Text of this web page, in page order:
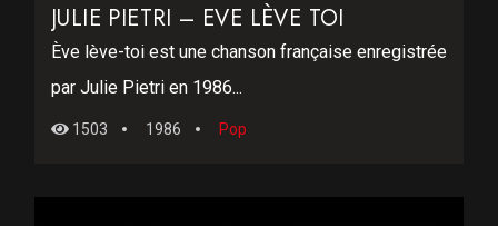
JULIE PIETRI – EVE LÈVE TOI
Ève lève-toi est une chanson française enregistrée
par Julie Pietri en 1986...
1503 1986 Pop